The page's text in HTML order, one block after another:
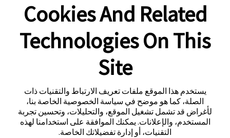
Cookies And Related
Technologies On This
Site
يستخدم هذا الموقع ملفات تعريف الارتباط والتقنيات ذات
الصلة، كما هو موضح في سياسة الخصوصية الخاصة بنا،
لأغراض قد تشمل تشغيل الموقع، والتحليلات، وتحسين تجربة
المستخدم، والإعلانات. يمكنك الموافقة على استخدامنا لهذه
التقنيات، أو إدارة تفضيلاتك الخاصة.